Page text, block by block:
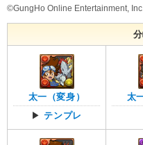
©GungHo Online Entertainment,
太一（変身）
▶テンプレ
太